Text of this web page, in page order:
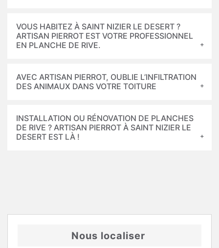
VOUS HABITEZ À SAINT NIZIER LE DESERT ?
ARTISAN PIERROT EST VOTRE PROFESSIONNEL
EN PLANCHE DE RIVE.
AVEC ARTISAN PIERROT, OUBLIE L’INFILTRATION
DES ANIMAUX DANS VOTRE TOITURE
INSTALLATION OU RÉNOVATION DE PLANCHES
DE RIVE ? ARTISAN PIERROT À SAINT NIZIER LE
DESERT EST LÀ !
Nous localiser